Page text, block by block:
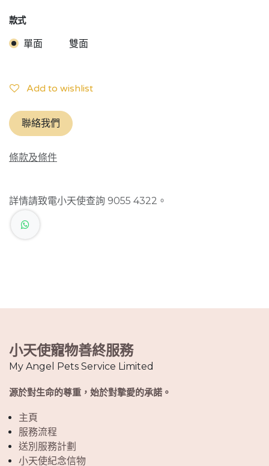
款式
單面 雙面
Add to wishlist
聯絡我們
條款及條件
詳情請致電小天使查詢 9055 4322。
小天使寵物善終服務
My Angel Pets Service Limited
源於對生命的尊重，始於對摯愛的承諾。
主頁
服務流程
送別服務計劃
小天使紀念信物